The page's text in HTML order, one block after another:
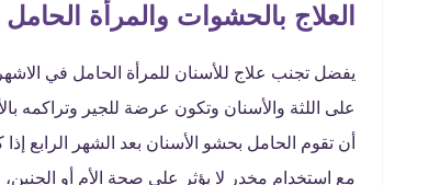
العلاج بالحشوات والمرأة الحامل
يفضل تجنب علاج للأسنان للمرأة الحامل في
على اللثة والأسنان وتكون عرضة للجير وتراكمه
أن تقوم الحامل بحشو الأسنان بعد الشهر الرابع
مع استخدام مخدر لا يؤثر على صحة الأم أو